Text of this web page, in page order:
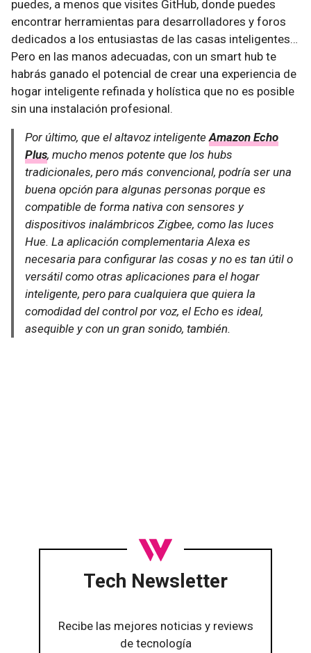
puedes, a menos que visites GitHub, donde puedes
encontrar herramientas para desarrolladores y foros
dedicados a los entusiastas de las casas inteligentes…
Pero en las manos adecuadas, con un smart hub te
habrás ganado el potencial de crear una experiencia de
hogar inteligente refinada y holística que no es posible
sin una instalación profesional.
Por último, que el altavoz inteligenteAmazon Echo
Plus, mucho menos potente que los hubs
tradicionales, pero más convencional, podría ser una
buena opción para algunas personas porque es
compatible de forma nativa con sensores y
dispositivos inalámbricos Zigbee, como las luces
Hue. La aplicación complementaria Alexa es
necesaria para configurar las cosas y no es tan útil o
versátil como otras aplicaciones para el hogar
inteligente, pero para cualquiera que quiera la
comodidad del control por voz, el Echo es ideal,
asequible y con un gran sonido, también.
Tech Newsletter
Recibe las mejores noticias y reviews
de tecnología